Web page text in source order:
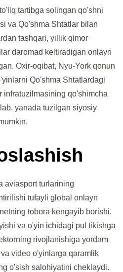
tartibga solingan qo'shni
va Qo'shma Shtatlar bilan
tashqari, yillik qimor
daromad keltiradigan onlayn
Oxir-oqibat, Nyu-York qonun
Qo'shma Shtatlardagi
infratuzilmasining qo'shimcha
yanada tuzilgan siyosiy
aviasport turlarining
tufayli global onlayn
tobora kengayib borishi,
va o'yin ichidagi pul tikishga
rivojlanishiga yordam
video o'yinlarga qaramlik
o'sish salohiyatini cheklaydi.